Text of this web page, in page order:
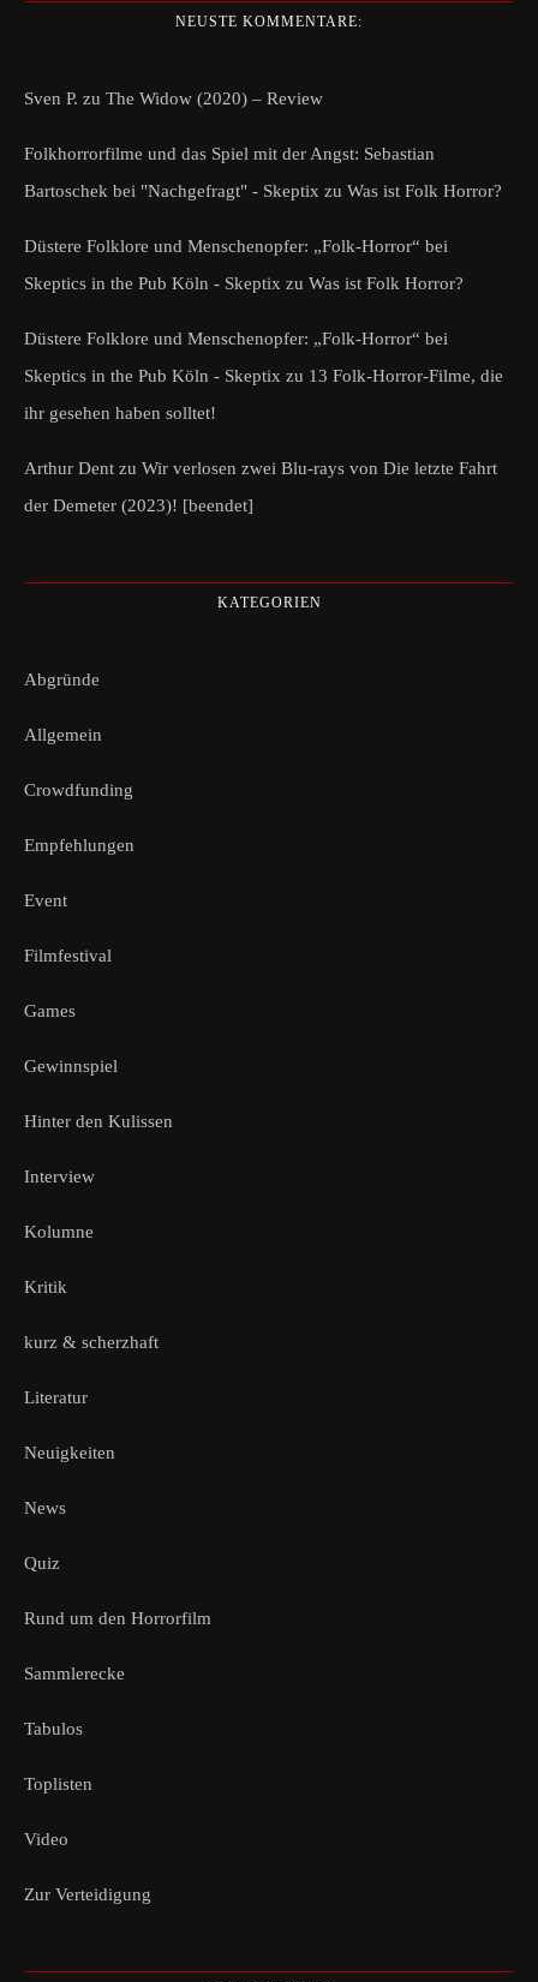
NEUSTE KOMMENTARE:
Sven P. zu The Widow (2020) – Review
Folkhorrorfilme und das Spiel mit der Angst: Sebastian
Bartoschek bei "Nachgefragt" - Skeptix zu Was ist Folk Horror?
Düstere Folklore und Menschenopfer: „Folk-Horror“ bei
Skeptics in the Pub Köln - Skeptix zu Was ist Folk Horror?
Düstere Folklore und Menschenopfer: „Folk-Horror“ bei
Skeptics in the Pub Köln - Skeptix zu 13 Folk-Horror-Filme, die
ihr gesehen haben solltet!
Arthur Dent zu Wir verlosen zwei Blu-rays von Die letzte Fahrt
der Demeter (2023)! [beendet]
KATEGORIEN
Abgründe
Allgemein
Crowdfunding
Empfehlungen
Event
Filmfestival
Games
Gewinnspiel
Hinter den Kulissen
Interview
Kolumne
Kritik
kurz & scherzhaft
Literatur
Neuigkeiten
News
Quiz
Rund um den Horrorfilm
Sammlerecke
Tabulos
Toplisten
Video
Zur Verteidigung